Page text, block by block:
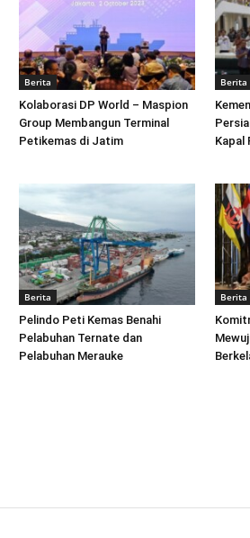
Berita
Kolaborasi DP World – Maspion
Group Membangun Terminal
Petikemas di Jatim
Berita
Kapal
Berita
Pelindo Peti Kemas Benahi
Pelabuhan Ternate dan
Pelabuhan Merauke
Berita